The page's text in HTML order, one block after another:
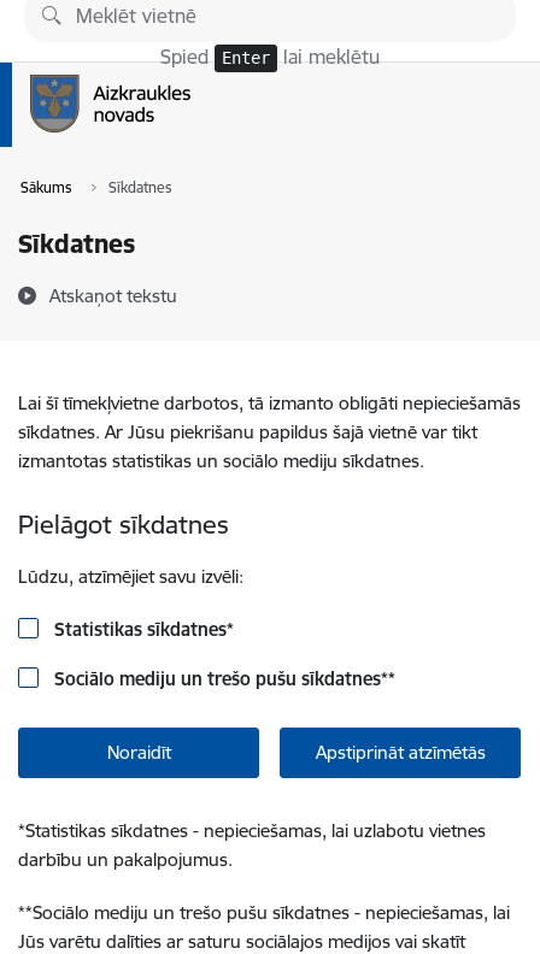
Pāriet uz lapas saturu
Spied Enter lai meklētu
Sākums Sīkdatnes
Sīkdatnes
Atskaņot tekstu
Lai šī tīmekļvietne darbotos, tā izmanto obligāti nepieciešamās
sīkdatnes. Ar Jūsu piekrišanu papildus šajā vietnē var tikt
izmantotas statistikas un sociālo mediju sīkdatnes.
Pielāgot sīkdatnes
Lūdzu, atzīmējiet savu izvēli:
Statistikas sīkdatnes*
Sociālo mediju un trešo pušu sīkdatnes**
Noraidīt Apstiprināt atzīmētās
*Statistikas sīkdatnes - nepieciešamas, lai uzlabotu vietnes
darbību un pakalpojumus.
**Sociālo mediju un trešo pušu sīkdatnes - nepieciešamas, lai
Jūs varētu dalīties ar saturu sociālajos medijos vai skatīt